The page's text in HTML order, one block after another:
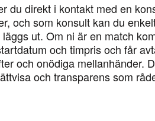
du direkt i kontakt med en
och som konsult kan du
ut. Om ni är en match
och timpris och får
och onödiga mellanhänder.
och transparens som